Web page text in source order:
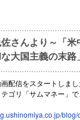
さんより～「
大国主義の末
配信をスタートしま
ゴリ「サムマネー」